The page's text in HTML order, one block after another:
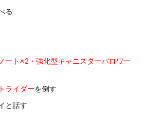
る
ート×2・強化型キャニスターバロワー
ライダーを倒す
と話す